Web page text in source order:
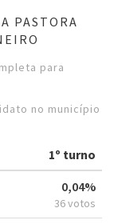
PASTORA
para
no município
1º turno
0,04%
36 votos